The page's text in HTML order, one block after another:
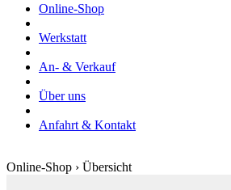
Online-Shop
Werkstatt
An- & Verkauf
Über uns
Anfahrt & Kontakt
Online-Shop › Übersicht